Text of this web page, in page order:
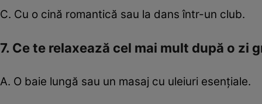
C. Cu o cină romantică sau la dans într-un club.
7. Ce te relaxează cel mai mult după o zi
A. O baie lungă sau un masaj cu uleiuri esențiale.